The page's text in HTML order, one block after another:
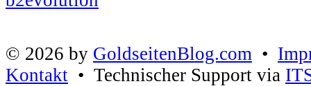
© 2026 by GoldseitenBlog.com •
Kontakt • Technischer Support via